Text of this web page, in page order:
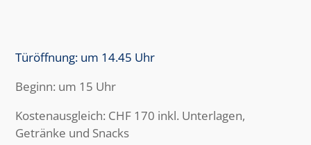
Türöffnung: um 14.45 Uhr
Beginn: um 15 Uhr
Kostenausgleich: CHF 170 inkl. Unterlagen,
Getränke und Snacks